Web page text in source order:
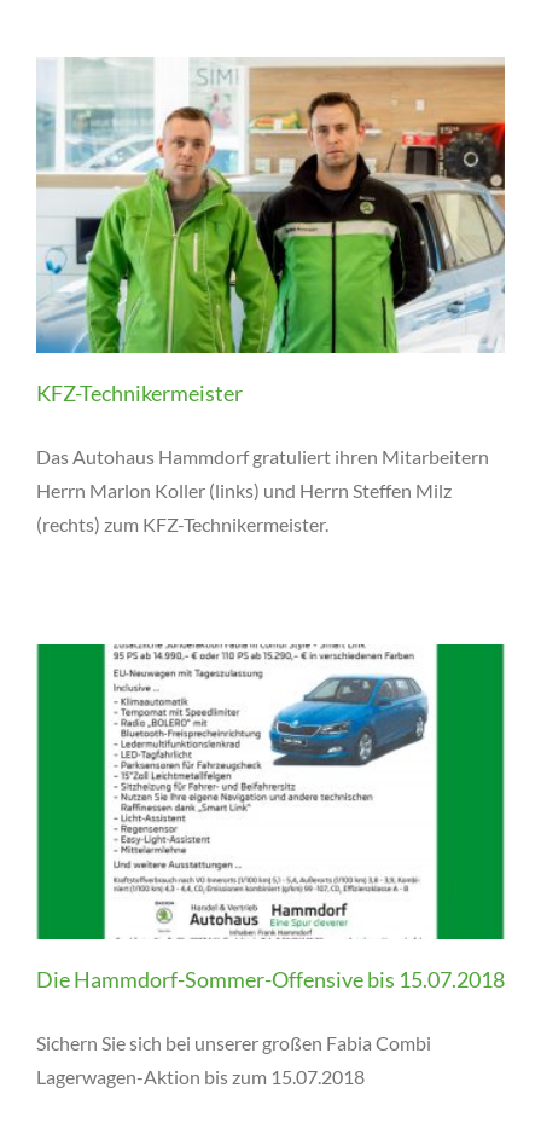
KFZ-Technikermeister
Das Autohaus Hammdorf gratuliert ihren Mitarbeitern
Herrn Marlon Koller (links) und Herrn Steffen Milz
(rechts) zum KFZ-Technikermeister.
Die Hammdorf-Sommer-Offensive bis 15.07.2018
Sichern Sie sich bei unserer großen Fabia Combi
Lagerwagen-Aktion bis zum 15.07.2018